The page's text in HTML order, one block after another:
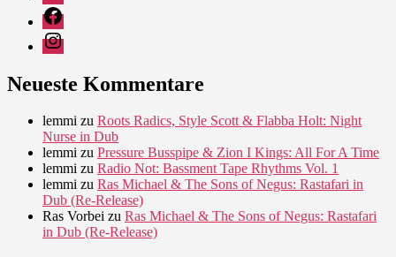
Facebook
Instagram
Neueste Kommentare
lemmi zu Roots Radics, Style Scott & Flabba Holt: Night
Nurse in Dub
lemmi zu Pressure Busspipe & Zion I Kings: All For A Time
lemmi zu Radio Not: Bassment Tape Rhythms Vol. 1
lemmi zu Ras Michael & The Sons of Negus: Rastafari in
Dub (Re-Release)
Ras Vorbei zu Ras Michael & The Sons of Negus: Rastafari
in Dub (Re-Release)